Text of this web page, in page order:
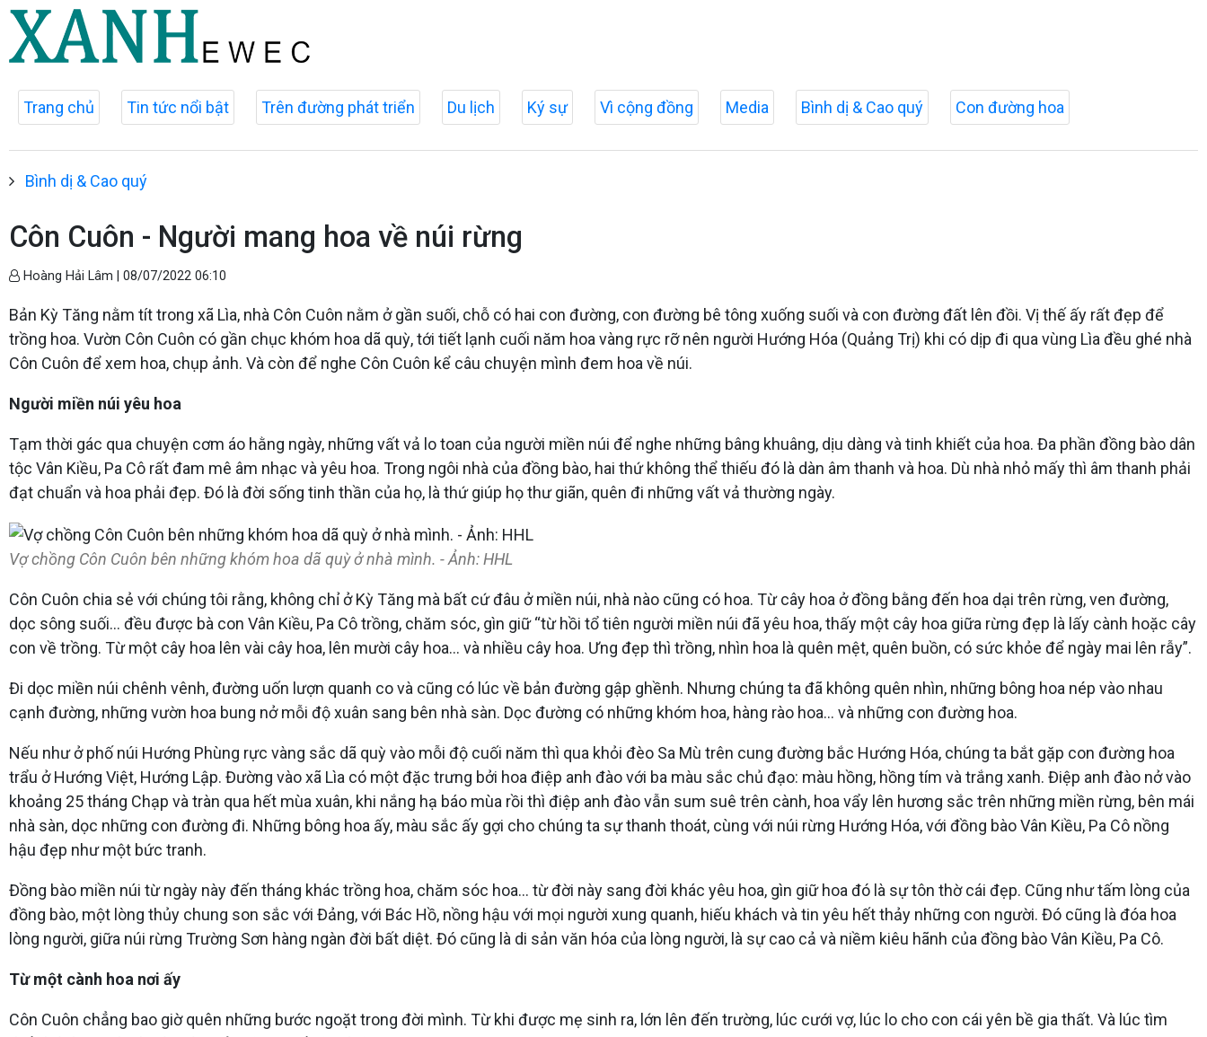
Trang chủ Tin tức nổi bật Trên đường phát triển Du lịch Ký sự Vì cộng đồng Media Bình dị & Cao quý Con đường hoa
Bình dị & Cao quý
Côn Cuôn - Người mang hoa về núi rừng
Hoàng Hải Lâm | 08/07/2022 06:10
Bản Kỳ Tăng nằm tít trong xã Lìa, nhà Côn Cuôn nằm ở gần suối, chỗ có hai con đường, con đường bê tông xuống suối và con đường đất lên đồi. Vị thế ấy rất đẹp để
trồng hoa. Vườn Côn Cuôn có gần chục khóm hoa dã quỳ, tới tiết lạnh cuối năm hoa vàng rực rỡ nên người Hướng Hóa (Quảng Trị) khi có dịp đi qua vùng Lìa đều ghé nhà
Côn Cuôn để xem hoa, chụp ảnh. Và còn để nghe Côn Cuôn kể câu chuyện mình đem hoa về núi.
Người miền núi yêu hoa
Tạm thời gác qua chuyện cơm áo hằng ngày, những vất vả lo toan của người miền núi để nghe những bâng khuâng, dịu dàng và tinh khiết của hoa. Đa phần đồng bào dân
tộc Vân Kiều, Pa Cô rất đam mê âm nhạc và yêu hoa. Trong ngôi nhà của đồng bào, hai thứ không thể thiếu đó là dàn âm thanh và hoa. Dù nhà nhỏ mấy thì âm thanh phải
đạt chuẩn và hoa phải đẹp. Đó là đời sống tinh thần của họ, là thứ giúp họ thư giãn, quên đi những vất vả thường ngày.
Vợ chồng Côn Cuôn bên những khóm hoa dã quỳ ở nhà mình. - Ảnh: HHL
Côn Cuôn chia sẻ với chúng tôi rằng, không chỉ ở Kỳ Tăng mà bất cứ đâu ở miền núi, nhà nào cũng có hoa. Từ cây hoa ở đồng bằng đến hoa dại trên rừng, ven đường,
dọc sông suối… đều được bà con Vân Kiều, Pa Cô trồng, chăm sóc, gìn giữ “từ hồi tổ tiên người miền núi đã yêu hoa, thấy một cây hoa giữa rừng đẹp là lấy cành hoặc cây
con về trồng. Từ một cây hoa lên vài cây hoa, lên mười cây hoa… và nhiều cây hoa. Ưng đẹp thì trồng, nhìn hoa là quên mệt, quên buồn, có sức khỏe để ngày mai lên rẫy”.
Đi dọc miền núi chênh vênh, đường uốn lượn quanh co và cũng có lúc về bản đường gập ghềnh. Nhưng chúng ta đã không quên nhìn, những bông hoa nép vào nhau
cạnh đường, những vườn hoa bung nở mỗi độ xuân sang bên nhà sàn. Dọc đường có những khóm hoa, hàng rào hoa… và những con đường hoa.
Nếu như ở phố núi Hướng Phùng rực vàng sắc dã quỳ vào mỗi độ cuối năm thì qua khỏi đèo Sa Mù trên cung đường bắc Hướng Hóa, chúng ta bắt gặp con đường hoa
trẩu ở Hướng Việt, Hướng Lập. Đường vào xã Lìa có một đặc trưng bởi hoa điệp anh đào với ba màu sắc chủ đạo: màu hồng, hồng tím và trắng xanh. Điệp anh đào nở vào
khoảng 25 tháng Chạp và tràn qua hết mùa xuân, khi nắng hạ báo mùa rồi thì điệp anh đào vẫn sum suê trên cành, hoa vẩy lên hương sắc trên những miền rừng, bên mái
nhà sàn, dọc những con đường đi. Những bông hoa ấy, màu sắc ấy gợi cho chúng ta sự thanh thoát, cùng với núi rừng Hướng Hóa, với đồng bào Vân Kiều, Pa Cô nồng
hậu đẹp như một bức tranh.
Đồng bào miền núi từ ngày này đến tháng khác trồng hoa, chăm sóc hoa… từ đời này sang đời khác yêu hoa, gìn giữ hoa đó là sự tôn thờ cái đẹp. Cũng như tấm lòng của
đồng bào, một lòng thủy chung son sắc với Đảng, với Bác Hồ, nồng hậu với mọi người xung quanh, hiếu khách và tin yêu hết thảy những con người. Đó cũng là đóa hoa
lòng người, giữa núi rừng Trường Sơn hàng ngàn đời bất diệt. Đó cũng là di sản văn hóa của lòng người, là sự cao cả và niềm kiêu hãnh của đồng bào Vân Kiều, Pa Cô.
Từ một cành hoa nơi ấy
Côn Cuôn chẳng bao giờ quên những bước ngoặt trong đời mình. Từ khi được mẹ sinh ra, lớn lên đến trường, lúc cưới vợ, lúc lo cho con cái yên bề gia thất. Và lúc tìm